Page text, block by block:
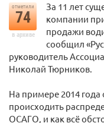
отметили
74
в архиве
За 11 лет
компании
продажи
сообщил
руководитель
Николай Тюрников.
На примере 2014
происходить
ОСАГО, и как всё